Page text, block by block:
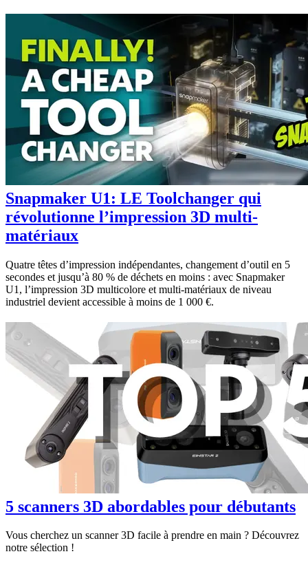
Snapmaker U1: LE Toolchanger qui
révolutionne l’impression 3D multi-
matériaux
Quatre têtes d’impression indépendantes, changement d’outil en 5
secondes et jusqu’à 80 % de déchets en moins : avec Snapmaker
U1, l’impression 3D multicolore et multi-matériaux de niveau
industriel devient accessible à moins de 1 000 €.
5 scanners 3D abordables pour débutants
Vous cherchez un scanner 3D facile à prendre en main ? Découvrez
notre sélection !